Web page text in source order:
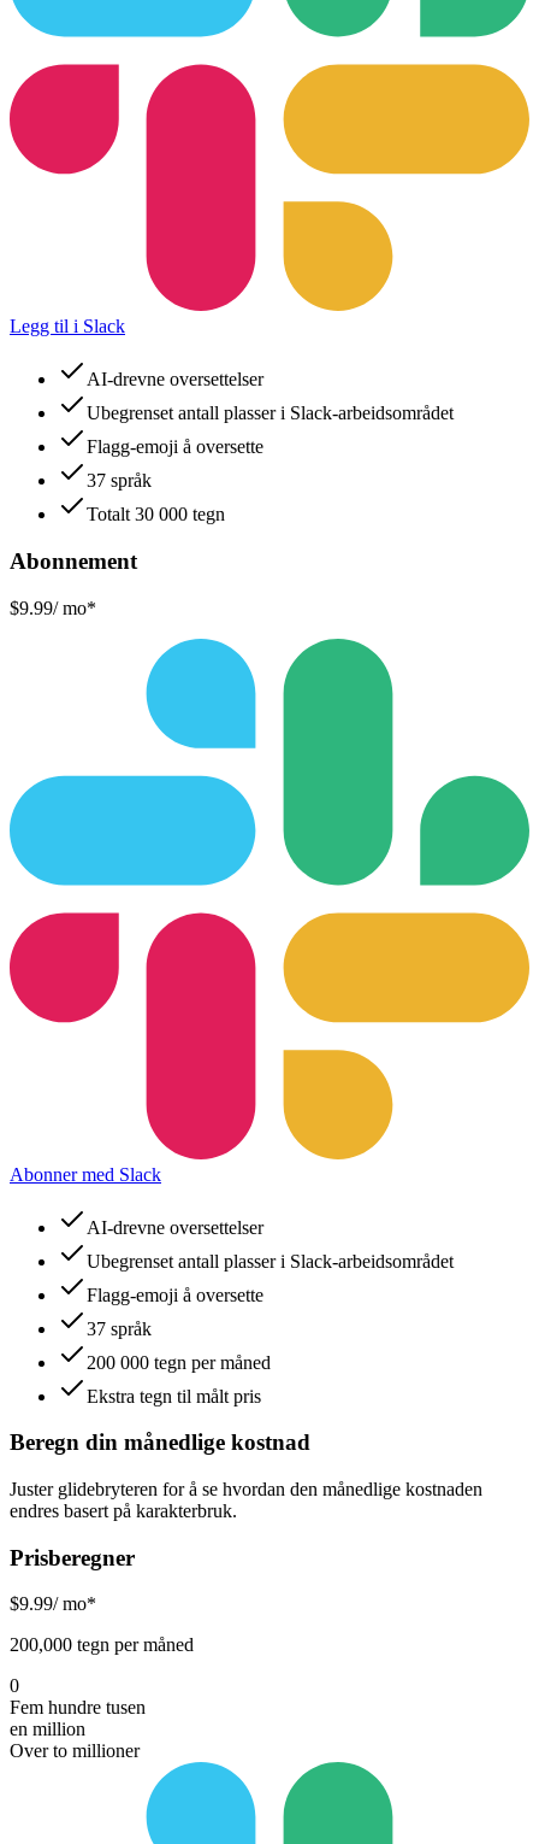
Legg til i Slack
AI-drevne oversettelser
Ubegrenset antall plasser i Slack-arbeidsområdet
Flagg-emoji å oversette
37 språk
Totalt 30 000 tegn
Abonnement
$9.99/ mo*
Abonner med Slack
AI-drevne oversettelser
Ubegrenset antall plasser i Slack-arbeidsområdet
Flagg-emoji å oversette
37 språk
200 000 tegn per måned
Ekstra tegn til målt pris
Beregn din månedlige kostnad
Juster glidebryteren for å se hvordan den månedlige kostnaden
endres basert på karakterbruk.
Prisberegner
$9.99/ mo*
200,000 tegn per måned
0
Fem hundre tusen
en million
Over to millioner